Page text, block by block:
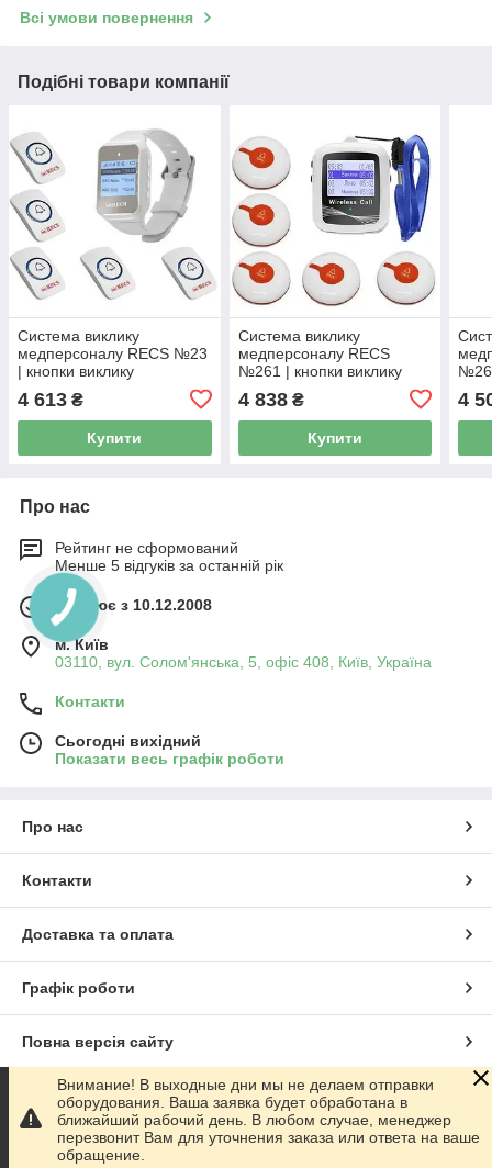
Всі умови повернення
Подібні товари компанії
Система виклику
медперсоналу RECS №23
| кнопки виклику
медсестри 5 шт + пейджер
персоналу
4 613 ₴
Купити
Система виклику
медперсоналу RECS
№261 | кнопки виклику
медсестри 5 шт + пейджер
персоналу
4 838₴
Купити
4
Про нас
Рейтинг не сформований
Менше 5 відгуків за останній рік
Працює з 10.12.2008
м. Київ
03110, вул. Солом'янська, 5, офіс 408, Київ, Україна
Контакти
Сьогодні вихідний
Показати весь графік роботи
Про нас
Контакти
Доставка та оплата
Графік роботи
Повна версія сайту
Сайт створено на маркетплейсіProm.ua
Політика конфіденційності
Внимание! В выходные дни мы не делаем отправки
оборудования. Ваша заявка будет обработана в
ближайший рабочий день. В любом случае, менеджер
перезвонит Вам для уточнения заказа или ответа на ваше
обращение.